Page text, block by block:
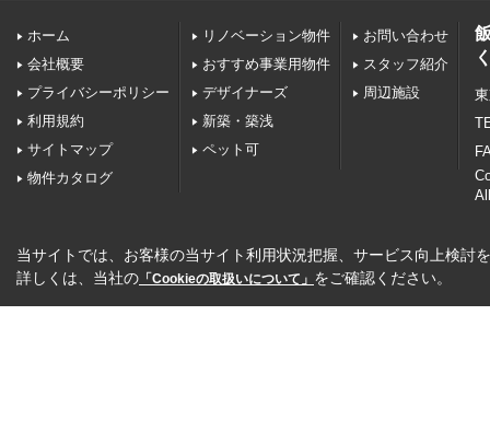
ホーム
会社概要
プライバシーポリシー
利用規約
サイトマップ
物件カタログ
リノベーション物件
おすすめ事業用物件
デザイナーズ
新築・築浅
ペット可
お問い合わせ
スタッフ紹介
周辺施設
当サイトでは、お客様の当サイト利用状況把握、サービス向上検討
詳しくは、当社の 「Cookieの取扱いについて」 をご確認ください。